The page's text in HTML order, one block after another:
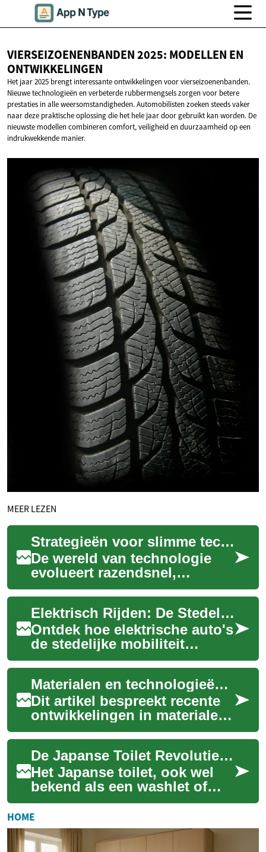
VIERSEIZOENENBANDEN 2025: MODELLEN EN
ONTWIKKELINGEN
Het jaar 2025 brengt interessante ontwikkelingen voor vierseizoenenbanden.
Nieuwe technologieën en verbeterde rubbermengsels zorgen voor betere
prestaties in alle weersomstandigheden. Automobilisten zoeken steeds vaker
naar deze praktische oplossing die het hele jaar door gebruikt kan worden. De
nieuwste modellen combineren comfort, veiligheid en duurzaamheid op een
indrukwekkende manier.
MEER LEZEN
Strategieën voor slimme technologieën
De wereld van technologie
evolueert razendsnel,
gedreven door innovaties in
slimme systemen. Het
begrijpen van de str...
Elektrisch Rijden: De Stedelijke Revolutie
Ontdek hoe elektrische auto's
de stedelijke mobiliteit
transformeren. Van
geavanceerde technologie tot
milieuvriendel...
Materialen en technologieën: moderne ontwikkelingen uitgelegd
Dit artikel bespreekt recente
ontwikkelingen in materialen
en technologieën voor
schoenen en schoeisel. Het
legt uit ...
De Japanse Toilet Revolutie: Comfort en Hygiëne in de Badkamer
Het Japanse toilet, ook wel
bekend als een washlet of
smart toilet,
vertegenwoordigt een
revolutionaire benadering
va...
HOME